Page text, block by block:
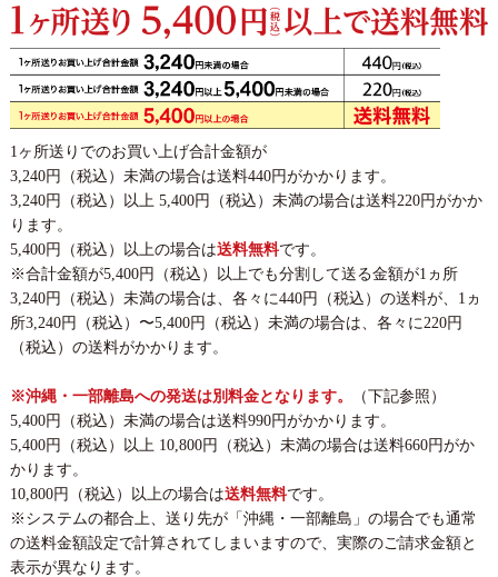
1ヶ所送りでのお買い上げ合計金額が
3,240円（税込）未満の場合は送料440円がかかります。
3,240円（税込）以上 5,400円（税込）未満の場合は送料220円がかか
ります。
5,400円（税込）以上の場合は送料無料です。
※合計金額が5,400円（税込）以上でも分割して送る金額が1ヵ所
3,240円（税込）未満の場合は、各々に440円（税込）の送料が、1ヵ
所3,240円（税込）〜5,400円（税込）未満の場合は、各々に220円
（税込）の送料がかかります。
※沖縄・一部離島への発送は別料金となります。
（下記参照）
5,400円（税込）未満の場合は送料990円がかかります。
5,400円（税込）以上 10,800円（税込）未満の場合は送料660円がか
かります。
10,800円（税込）以上の場合は送料無料です。
※システムの都合上、送り先が「沖縄・一部離島」の場合でも通常
の送料金額設定で計算されてしまいますので、実際のご請求金額と
表示が異なります。